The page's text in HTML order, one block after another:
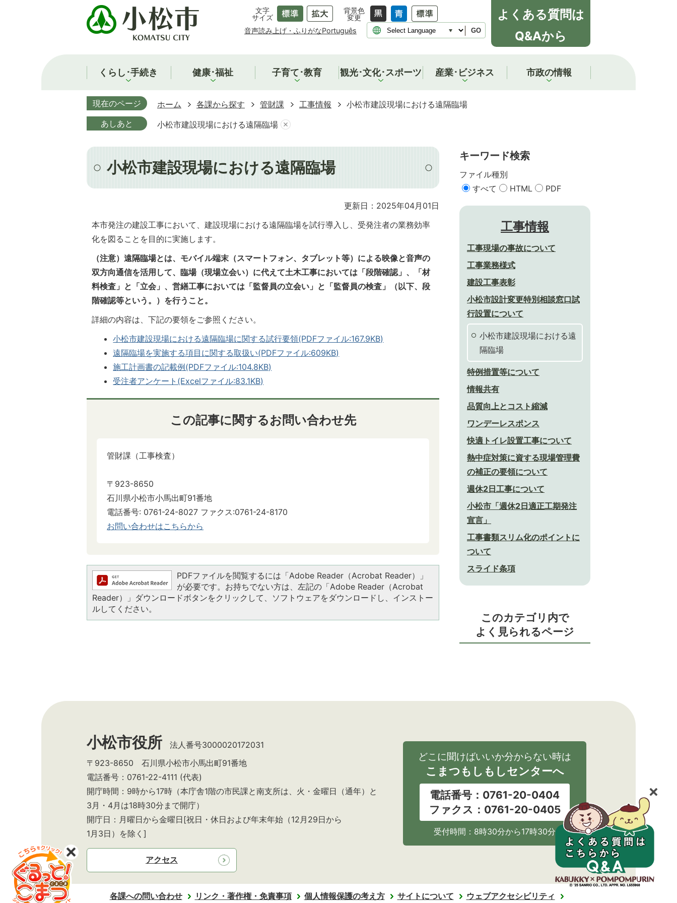
文字
サイズ
背景色
変更
音声読み上げ・ふりがなPortuguês GO
よくある質問は
Q&Aから
くらし･手続き 健康･福祉 子育て･教育 観光･文化･スポーツ 産業･ビジネス 市政の情報
現在のページ ホーム 各課から探す 管財課 工事情報
小松市建設現場における遠隔臨場
あしあと
小松市建設現場における遠隔臨場
小松市建設現場における遠隔臨場
更新日：2025年04月01日
本市発注の建設工事において、建設現場における遠隔臨場を試行導入し、受発注者の業務効率
化を図ることを目的に実施します。
（注意）遠隔臨場とは、モバイル端末（スマートフォン、タブレット等）による映像と音声の
双方向通信を活用して、臨場（現場立会い）に代えて土木工事においては「段階確認」、「材
料検査」と「立会」、営繕工事においては「監督員の立会い」と「監督員の検査」（以下、段
階確認等という。）を行うこと。
詳細の内容は、下記の要領をご参照ください。
小松市建設現場における遠隔臨場に関する試行要領(PDFファイル:167.9KB)
遠隔臨場を実施する項目に関する取扱い(PDFファイル:609KB)
施工計画書の記載例(PDFファイル:104.8KB)
受注者アンケート(Excelファイル:83.1KB)
この記事に関するお問い合わせ先
管財課（工事検査）
〒923-8650
石川県小松市小馬出町91番地
電話番号: 0761-24-8027 ファクス:0761-24-8170
お問い合わせはこちらから
PDFファイルを閲覧するには「Adobe Reader（Acrobat Reader）」
が必要です。お持ちでない方は、左記の「Adobe Reader（Acrobat
Reader）」ダウンロードボタンをクリックして、ソフトウェアをダウンロードし、インストー
ルしてください。
キーワード検索
ファイル種別
すべて
HTML PDF
工事情報
工事現場の事故について
工事業務様式
建設工事表彰
小松市設計変更特別相談窓口試
行設置について
小松市建設現場における遠
隔臨場
特例措置等について
情報共有
品質向上とコスト縮減
ワンデーレスポンス
快適トイレ設置工事について
熱中症対策に資する現場管理費
の補正の要領について
週休2日工事について
小松市「週休2日適正工期発注
宣言」
工事書類スリム化のポイントに
ついて
スライド条項
このカテゴリ内で
よく見られるページ
小松市役所
法人番号3000020172031
〒923-8650 石川県小松市小馬出町91番地
電話番号：0761-22-4111 (代表)
開庁時間：9時から17時（本庁舎1階の市民課と南支所は、火・金曜日（通年）と
3月・4月は18時30分まで開庁）
開庁日：月曜日から金曜日[祝日・休日および年末年始（12月29日から
1月3日）を除く]
アクセス
どこに聞けばいいか分からない時は
こまつもしもしセンターへ
電話番号：0761-20-0404
ファクス：0761-20-0405
受付時間：8時30分から17時30分
各課への問い合わせ リンク・著作権・免責事項 個人情報保護の考え方 サイトについて ウェブアクセシビリティ